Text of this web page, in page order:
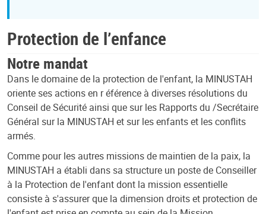
Protection de l’enfance
Notre mandat
Dans le domaine de la protection de l'enfant, la MINUSTAH
oriente ses actions en r éférence à diverses résolutions du
Conseil de Sécurité ainsi que sur les Rapports du /Secrétaire
Général sur la MINUSTAH et sur les enfants et les conflits
armés.
Comme pour les autres missions de maintien de la paix, la
MINUSTAH a établi dans sa structure un poste de Conseiller
à la Protection de l'enfant dont la mission essentielle
consiste à s'assurer que la dimension droits et protection de